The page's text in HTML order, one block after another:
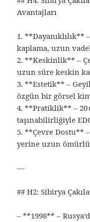
Avantajları
1.
kaplama, uzun
2. **Keskinlik** –
uzun süre keskin
3. **Estetik** –
özgün bir görsel
4. **Pratiklik** – 20
taşınabilirliğiyle
5. **Çevre Dostu** –
yerine uzun
—
## H2: Sibirya
– **1998** –